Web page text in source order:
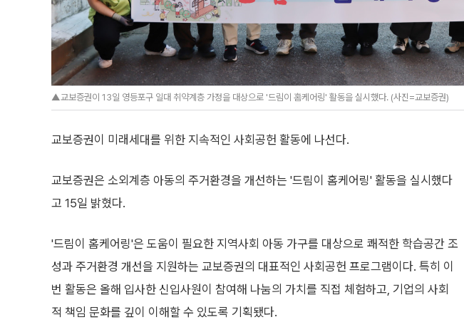
▲교보증권이 13일 영등포구 일대 취약계층 가정을 대상으로 '드림이 홈케어링' 활동을 실시했다. (사진=교보증권)
교보증권이 미래세대를 위한 지속적인 사회공헌 활동에 나선다.
교보증권은 소외계층 아동의 주거환경을 개선하는 '드림이 홈케어링' 활동을 실시했다
고 15일 밝혔다.
'드림이 홈케어링'은 도움이 필요한 지역사회 아동 가구를 대상으로 쾌적한 학습공간 조
성과 주거환경 개선을 지원하는 교보증권의 대표적인 사회공헌 프로그램이다. 특히 이
번 활동은 올해 입사한 신입사원이 참여해 나눔의 가치를 직접 체험하고, 기업의 사회
적 책임 문화를 깊이 이해할 수 있도록 기획됐다.